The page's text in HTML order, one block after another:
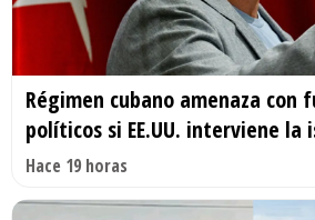
Régimen cubano amenaza con
políticos si EE.UU. interviene la
Hace 19 horas